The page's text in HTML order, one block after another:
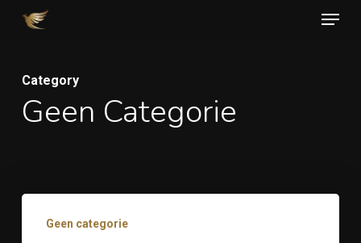
Skip
content
Menu
Category
Geen Categorie
aankomen
Geen categorie